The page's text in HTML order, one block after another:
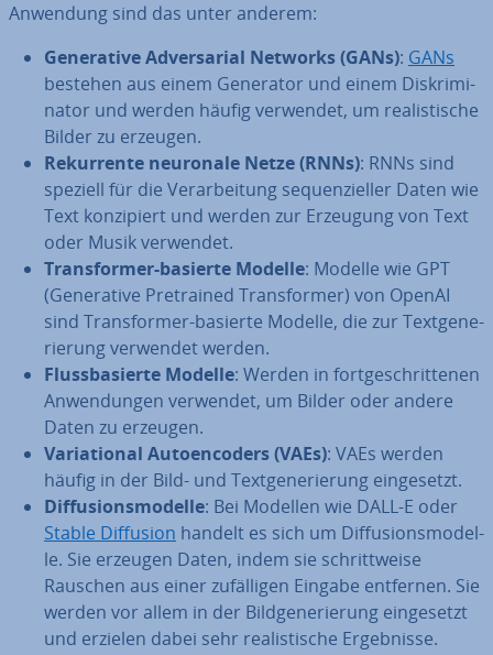
Anwendung sind das unter anderem:
Ge­ne­ra­ti­ve Ad­ver­sa­ri­al Networks (GANs): GANs
bestehen aus einem Generator und einem Dis­kri­mi­
na­tor und werden häufig verwendet, um rea­lis­ti­sche
Bilder zu erzeugen.
Re­kur­ren­te neuronale Netze (RNNs): RNNs sind
speziell für die Ver­ar­bei­tung se­quen­zi­el­ler Daten wie
Text kon­zi­piert und werden zur Erzeugung von Text
oder Musik verwendet.
Trans­for­mer-basierte Modelle: Modelle wie GPT
(Ge­ne­ra­ti­ve Pre­trai­ned Trans­for­mer) von OpenAI
sind Trans­for­mer-basierte Modelle, die zur Text­ge­ne­
rie­rung verwendet werden.
Fluss­ba­sier­te Modelle: Werden in fort­ge­schrit­te­nen
An­wen­dun­gen verwendet, um Bilder oder andere
Daten zu erzeugen.
Va­ria­tio­nal Au­toen­co­ders (VAEs): VAEs werden
häufig in der Bild- und Text­ge­ne­rie­rung ein­ge­setzt.
Dif­fu­si­ons­mo­del­le: Bei Modellen wie DALL-E oder
Stable Diffusion handelt es sich um Dif­fu­si­ons­mo­del­
le. Sie erzeugen Daten, indem sie schritt­wei­se
Rauschen aus einer zu­fäl­li­gen Eingabe entfernen. Sie
werden vor allem in der Bild­ge­ne­rie­rung ein­ge­setzt
und erzielen dabei sehr rea­lis­ti­sche Er­geb­nis­se.